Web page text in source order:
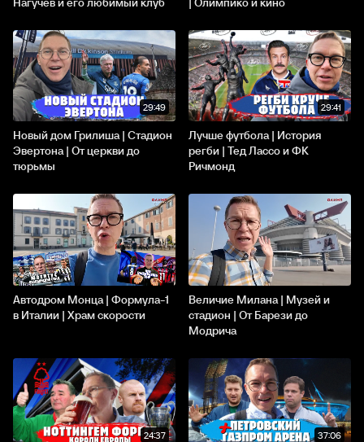
29:49
Новый дом Грилиша | Стадион
Эвертона | От церкви до
тюрьмы
29:41
Лучше футбола | История
регби | Тед Лассо и ФК
Ричмонд
Автодром Монца | Формула-1
в Италии | Храм скорости
Величие Милана | Музей и
стадион | От Барези до
Модрича
24:37 37:06